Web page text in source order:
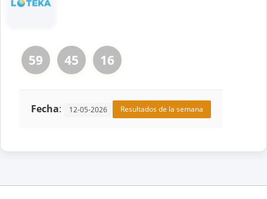
59 45 16
Fecha: 12-05-2026 Resultados de la semana